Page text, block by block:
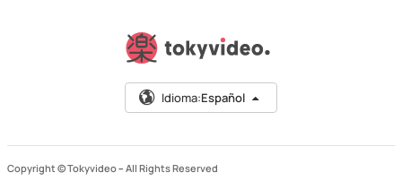
Idioma:Español
Copyright © Tokyvideo – All Rights Reserved